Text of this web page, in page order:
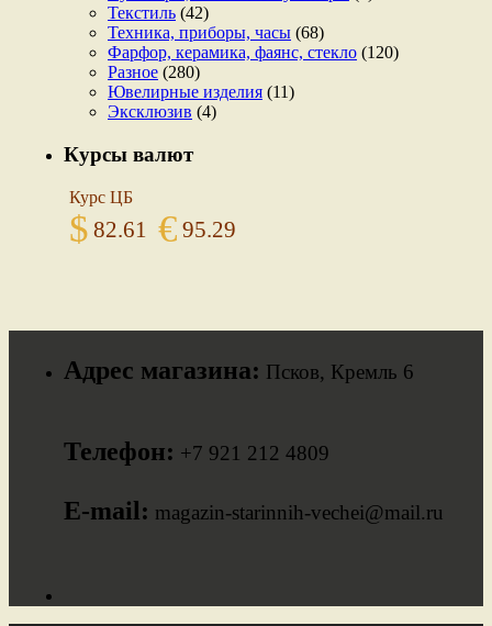
Текстиль (42)
Техника, приборы, часы (68)
Фарфор, керамика, фаянс, стекло (120)
Разное (280)
Ювелирные изделия (11)
Эксклюзив (4)
Курсы валют
Курс ЦБ
$ 82.61 € 95.29
Адрес магазина: Псков, Кремль 6
Телефон: +7 921 212 4809
E-mail: magazin-starinnih-vechei@mail.ru